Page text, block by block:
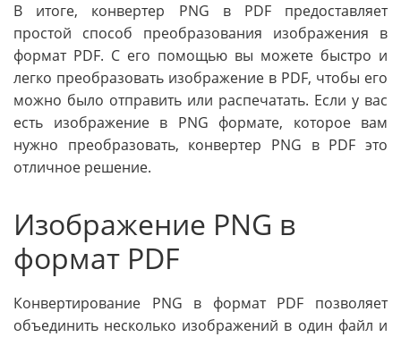
В итоге, конвертер PNG в PDF предоставляет
простой способ преобразования изображения в
формат PDF. С его помощью вы можете быстро и
легко преобразовать изображение в PDF, чтобы его
можно было отправить или распечатать. Если у вас
есть изображение в PNG формате, которое вам
нужно преобразовать, конвертер PNG в PDF это
отличное решение.
Изображение PNG в
формат PDF
Конвертирование PNG в формат PDF позволяет
объединить несколько изображений в один файл и